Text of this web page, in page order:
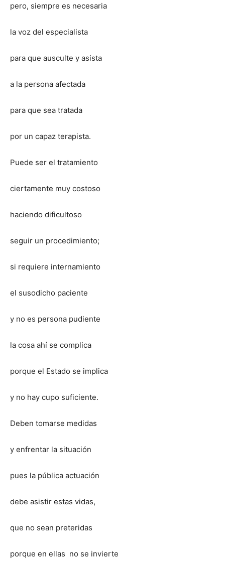
pero, siempre es necesaria
la voz del especialista
para que ausculte y asista
a la persona afectada
para que sea tratada
por un capaz terapista.
Puede ser el tratamiento
ciertamente muy costoso
haciendo dificultoso
seguir un procedimiento;
si requiere internamiento
el susodicho paciente
y no es persona pudiente
la cosa ahí se complica
porque el Estado se implica
y no hay cupo suficiente.
Deben tomarse medidas
y enfrentar la situación
pues la pública actuación
debe asistir estas vidas,
que no sean preteridas
porque en ellas no se invierte